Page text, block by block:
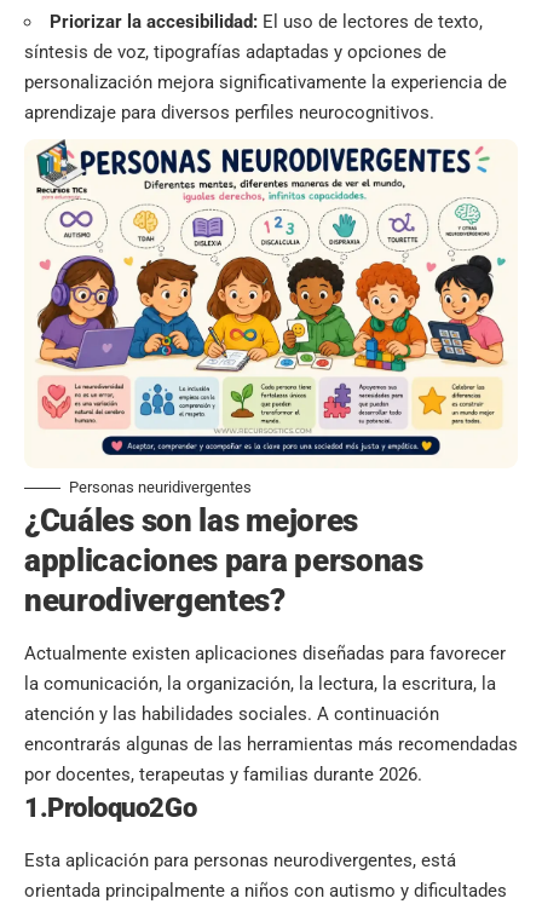
Priorizar la accesibilidad: El uso de lectores de texto,
síntesis de voz, tipografías adaptadas y opciones de
personalización mejora significativamente la experiencia de
aprendizaje para diversos perfiles neurocognitivos.
Personas neuridivergentes
¿Cuáles son las mejores
applicaciones para personas
neurodivergentes?
Actualmente existen aplicaciones diseñadas para favorecer
la comunicación, la organización, la lectura, la escritura, la
atención y las habilidades sociales. A continuación
encontrarás algunas de las herramientas más recomendadas
por docentes, terapeutas y familias durante 2026.
1.Proloquo2Go
Esta aplicación para personas neurodivergentes, está
orientada principalmente a niños con autismo y dificultades